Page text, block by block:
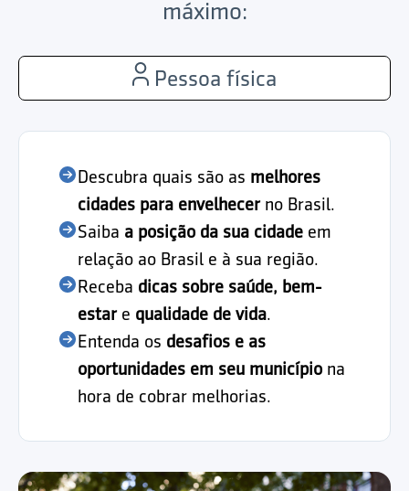
máximo:
Pessoa física
Descubra quais são as melhores
cidades para envelhecerno Brasil.
Saiba a posição da sua cidade em
relação ao Brasil e à sua região.
Receba dicas sobre saúde, bem-
estare qualidade de vida.
Entenda os desafios e as
oportunidades em seu município na
hora de cobrar melhorias.